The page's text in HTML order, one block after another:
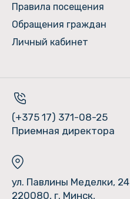
Правила посещения
Обращения граждан
Личный кабинет
(+375 17) 371-08-25
Приемная директора
ул. Павлины Меделки, 24
220080, г. Минск,